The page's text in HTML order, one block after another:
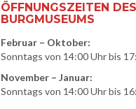
ÖFFNUNGSZEITEN DES
BURGMUSEUMS
Februar – Oktober:
Sonntags von 14:00 Uhr bis
November – Januar:
Sonntags von 14:00 Uhr bis